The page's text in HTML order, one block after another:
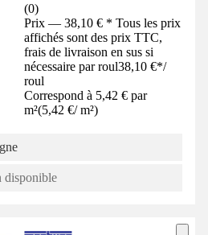
(0)
Prix — 38,10 € * Tous les prix
affichés sont des prix TTC,
frais de livraison en sus si
nécessaire par roul38,10 €*/
roul
Correspond à 5,42 € par
m²(5,42 €/ m²)
disponible